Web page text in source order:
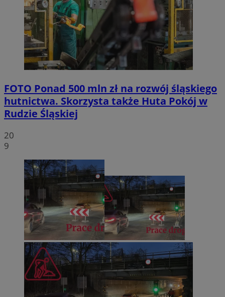
FOTO Ponad 500 mln zł na rozwój śląskiego
hutnictwa. Skorzysta także Huta Pokój w
Rudzie Śląskiej
20
9